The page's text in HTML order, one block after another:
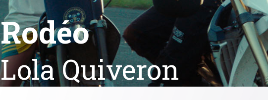
Rodéo
Lola Quiveron